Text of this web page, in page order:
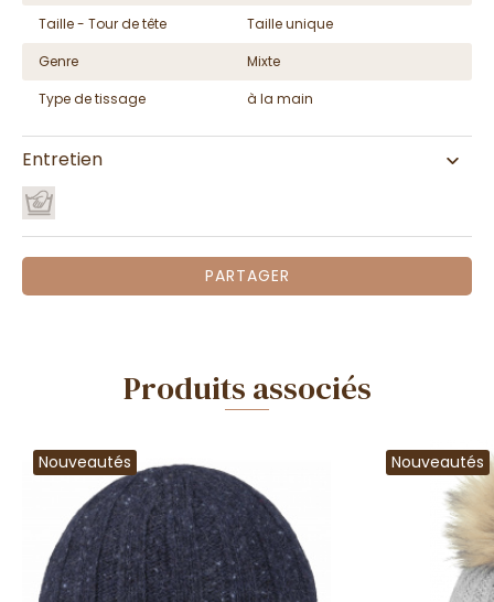
Taille - Tour de tête
Taille unique
Genre
Mixte
Type de tissage
à la main
Entretien
PARTAGER
Produits associés
Nouveautés Nouveautés